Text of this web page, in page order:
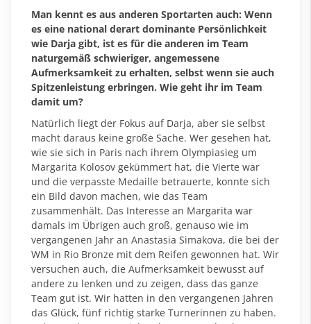
Man kennt es aus anderen Sportarten auch: Wenn
es eine national derart dominante Persönlichkeit
wie Darja gibt, ist es für die anderen im Team
naturgemäß schwieriger, angemessene
Aufmerksamkeit zu erhalten, selbst wenn sie auch
Spitzenleistung erbringen. Wie geht ihr im Team
damit um?
Natürlich liegt der Fokus auf Darja, aber sie selbst
macht daraus keine große Sache. Wer gesehen hat,
wie sie sich in Paris nach ihrem Olympiasieg um
Margarita Kolosov gekümmert hat, die Vierte war
und die verpasste Medaille betrauerte, konnte sich
ein Bild davon machen, wie das Team
zusammenhält. Das Interesse an Margarita war
damals im Übrigen auch groß, genauso wie im
vergangenen Jahr an Anastasia Simakova, die bei der
WM in Rio Bronze mit dem Reifen gewonnen hat. Wir
versuchen auch, die Aufmerksamkeit bewusst auf
andere zu lenken und zu zeigen, dass das ganze
Team gut ist. Wir hatten in den vergangenen Jahren
das Glück, fünf richtig starke Turnerinnen zu haben.